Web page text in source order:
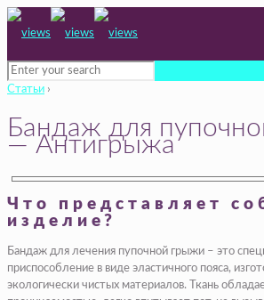
Статьи ›
Бандаж для
— Антигрыжа
Что представляет
изделие?
Бандаж для лечения пупочной грыжи – это
приспособление в виде эластичного пояса,
экологически чистых материалов. Ткань